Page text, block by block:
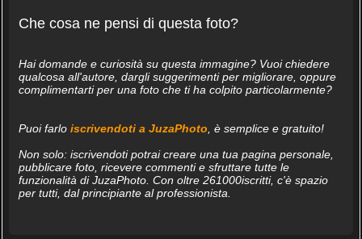
Che cosa ne pensi di questa foto?
Hai domande e curiosità su questa immagine? Vuoi chiedere
qualcosa all'autore, dargli suggerimenti per migliorare, oppure
complimentarti per una foto che ti ha colpito particolarmente?
Puoi farlo iscrivendoti a JuzaPhoto , è semplice e gratuito!
Non solo: iscrivendoti potrai creare una tua pagina personale,
pubblicare foto, ricevere commenti e sfruttare tutte le
funzionalità di JuzaPhoto. Con oltre 261000iscritti, c'è spazio
per tutti, dal principiante al professionista.